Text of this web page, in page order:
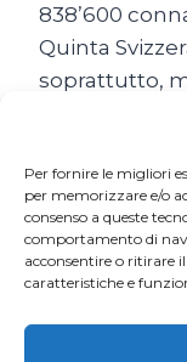
Per fornire le migliori
per memorizzare e/o
consenso a queste
comportamento di
acconsentire o ritirare
caratteristiche e
838’600
Quinta
soprattutto,
come ieri,
LEGGI TUTTO